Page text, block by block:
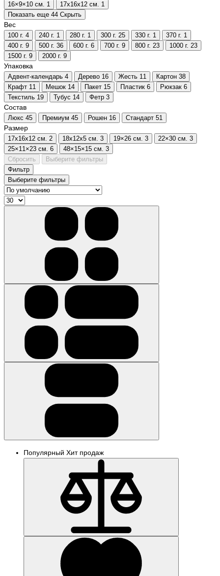
16×9×10 см. 1 17х16х12 см. 1
Показать еще 44 Скрыть
Вес
100 г. 4 240 г. 1 280 г. 1 300 г. 25 330 г. 1 370 г. 1
400 г. 9 500 г. 36 600 г. 6 700 г. 9 800 г. 23 1000 г. 23
1500 г. 9 2000 г. 9
Упаковка
Адвент-календарь 4 Дерево 16 Жесть 11 Картон 38
Крафт 11 Мешок 14 Пакет 15 Пластик 6 Рюкзак 6
Текстиль 19 Тубус 14 Фетр 3
Состав
Люкс 45 Премиум 45 Рошен 16 Стандарт 51
Размер
17х16х12 см. 2 18х12х5 см. 3 19×26 см. 3 22×30 см. 3
25×11×23 см. 6 48×15×15 см. 3
Сбросить
Выберите фильтры
Фильтр
Выберите фильтры
Популярный Хит продаж